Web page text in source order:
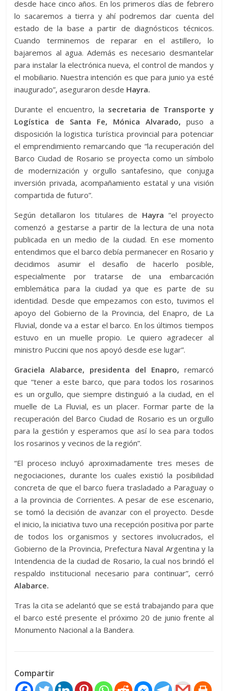
desde hace cinco años. En los primeros días de febrero
lo sacaremos a tierra y ahí podremos dar cuenta del
estado de la base a partir de diagnósticos técnicos.
Cuando terminemos de reparar en el astillero, lo
bajaremos al agua. Además es necesario desmantelar
para instalar la electrónica nueva, el control de mandos y
el mobiliario. Nuestra intención es que para junio ya esté
inaugurado”, aseguraron desde Hayra.
Durante el encuentro, la secretaria de Transporte y
Logística de Santa Fe, Mónica Alvarado, puso a
disposición la logistica turística provincial para potenciar
el emprendimiento remarcando que “la recuperación del
Barco Ciudad de Rosario se proyecta como un símbolo
de modernización y orgullo santafesino, que conjuga
inversión privada, acompañamiento estatal y una visión
compartida de futuro”.
Según detallaron los titulares de Hayra “el proyecto
comenzó a gestarse a partir de la lectura de una nota
publicada en un medio de la ciudad. En ese momento
entendimos que el barco debía permanecer en Rosario y
decidimos asumir el desafío de hacerlo posible,
especialmente por tratarse de una embarcación
emblemática para la ciudad ya que es parte de su
identidad. Desde que empezamos con esto, tuvimos el
apoyo del Gobierno de la Provincia, del Enapro, de La
Fluvial, donde va a estar el barco. En los últimos tiempos
estuvo en un muelle propio. Le quiero agradecer al
ministro Puccini que nos apoyó desde ese lugar”.
Graciela Alabarce, presidenta del Enapro, remarcó
que “tener a este barco, que para todos los rosarinos
es un orgullo, que siempre distinguió a la ciudad, en el
muelle de La Fluvial, es un placer. Formar parte de la
recuperación del Barco Ciudad de Rosario es un orgullo
para la gestión y esperamos que así lo sea para todos
los rosarinos y vecinos de la región”.
“El proceso incluyó aproximadamente tres meses de
negociaciones, durante los cuales existió la posibilidad
concreta de que el barco fuera trasladado a Paraguay o
a la provincia de Corrientes. A pesar de ese escenario,
se tomó la decisión de avanzar con el proyecto. Desde
el inicio, la iniciativa tuvo una recepción positiva por parte
de todos los organismos y sectores involucrados, el
Gobierno de la Provincia, Prefectura Naval Argentina y la
Intendencia de la ciudad de Rosario, la cual nos brindó el
respaldo institucional necesario para continuar”, cerró
Alabarce.
Tras la cita se adelantó que se está trabajando para que
el barco esté presente el próximo 20 de junio frente al
Monumento Nacional a la Bandera.
Compartir